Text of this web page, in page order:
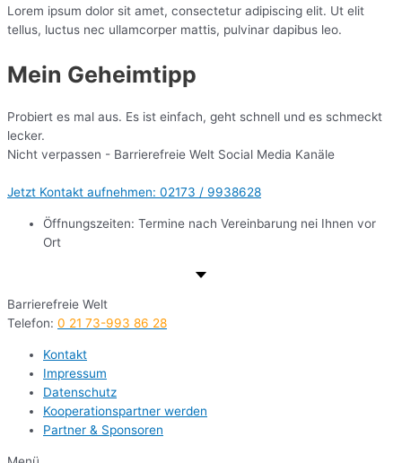
Lorem ipsum dolor sit amet, consectetur adipiscing elit. Ut elit
tellus, luctus nec ullamcorper mattis, pulvinar dapibus leo.
Mein Geheimtipp
Probiert es mal aus. Es ist einfach, geht schnell und es schmeckt
lecker.
Nicht verpassen - Barrierefreie Welt Social Media Kanäle
Jetzt Kontakt aufnehmen: 02173 / 9938628
Öffnungszeiten: Termine nach Vereinbarung nei Ihnen vor
Ort
Barrierefreie Welt
Telefon: 0 21 73-993 86 28
Kontakt
Impressum
Datenschutz
Kooperationspartner werden
Partner & Sponsoren